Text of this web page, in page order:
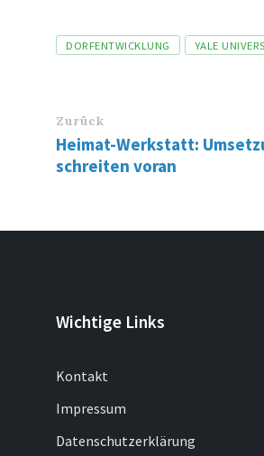
Tags
DORFENTWICKLUNG YALE
Zurück
Heimat-Werkstatt:
schreiten voran
Wichtige Links
Kontakt
Impressum
Datenschutzerklärung